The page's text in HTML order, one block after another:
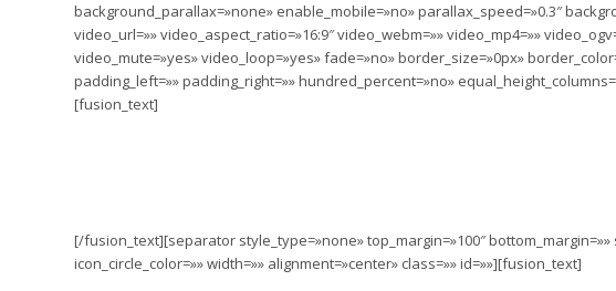
background_parallax=»none» enable_mobile=»no» parallax_speed=»0.3″
video_url=»» video_aspect_ratio=»16:9″ video_webm=»» video_mp4=»»
video_mute=»yes» video_loop=»yes» fade=»no» border_size=»0px»
padding_left=»» padding_right=»» hundred_percent=»no»
[fusion_text]
[/fusion_text][separator style_type=»none» top_margin=»100″ bottom_margin=»»
icon_circle_color=»» width=»» alignment=»center» class=»» id=»»][fusion_text]